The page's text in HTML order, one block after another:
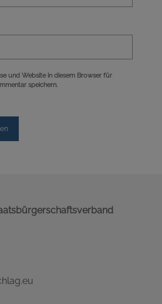
und Website in diesem Browser für
speichern.